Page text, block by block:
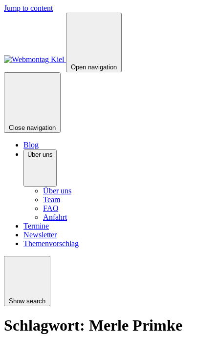
Jump to content
Open navigation
Close navigation
Blog
Über uns
Über uns
Team
FAQ
Anfahrt
Termine
Newsletter
Themenvorschlag
Show search
Schlagwort: Merle Primke